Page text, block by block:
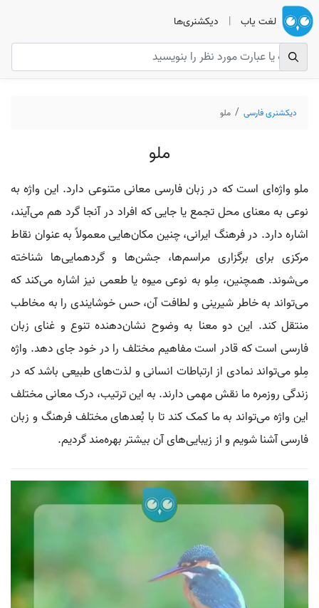
لغت یاب | دیکشنری‌ها
دیکشنری فارسی ملو
ملو
ملو واژه‌ای است که در زبان فارسی معانی متنوعی دارد. این واژه به
نوعی به معنای محل تجمع یا جایی که افراد در آنجا گرد هم می‌آیند،
اشاره دارد. در فرهنگ ایرانی، چنین مکان‌هایی معمولاً به عنوان نقاط
مرکزی برای برگزاری مراسم‌ها، جشن‌ها و گردهمایی‌ها شناخته
می‌شوند. همچنین، مِلو به نوعی میوه یا طعمی نیز اشاره می‌کند که
می‌تواند به خاطر شیرینی و لطافت آن، حس خوشایندی را به مخاطب
منتقل کند. این دو معنا به وضوح نشان‌دهنده تنوع و غنای زبان
فارسی است که قادر است مفاهیم مختلف را در خود جای دهد. واژه
مِلو می‌تواند نمادی از ارتباطات انسانی و لذت‌های طبیعی باشد که در
زندگی روزمره ما نقش مهمی دارند. به این ترتیب، درک معانی مختلف
این واژه می‌تواند به ما کمک کند تا با بُعدهای مختلف فرهنگ و زبان
فارسی آشنا شویم و از زیبایی‌های آن بیشتر بهره‌مند گردیم.